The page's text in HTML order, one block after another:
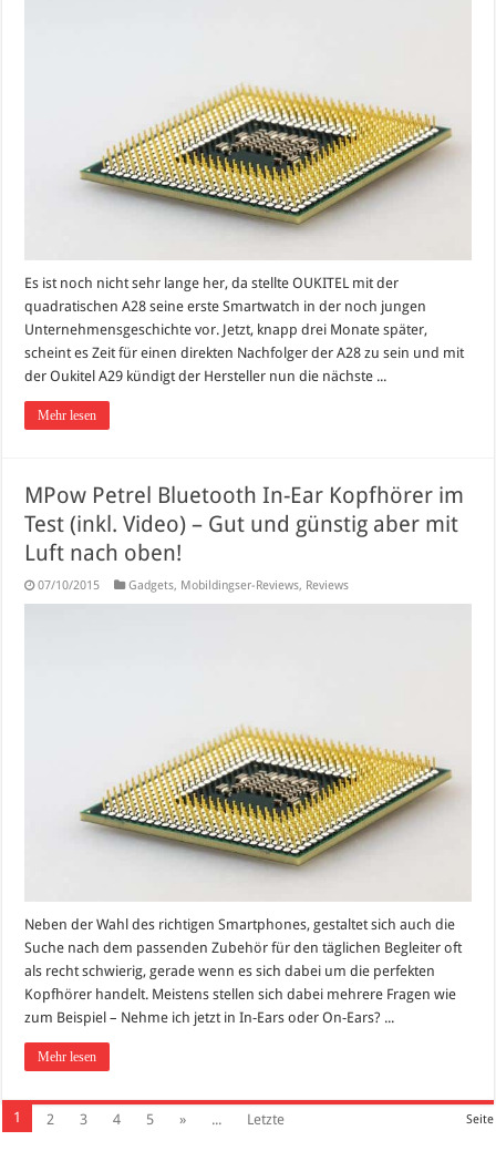
Es ist noch nicht sehr lange her, da stellte OUKITEL mit der
quadratischen A28 seine erste Smartwatch in der noch jungen
Unternehmensgeschichte vor. Jetzt, knapp drei Monate später,
scheint es Zeit für einen direkten Nachfolger der A28 zu sein und mit
der Oukitel A29 kündigt der Hersteller nun die nächste ...
Mehr lesen
MPow Petrel Bluetooth In-Ear Kopfhörer im
Test (inkl. Video) – Gut und günstig aber mit
Luft nach oben!
07/10/2015 Gadgets, Mobildingser-Reviews, Reviews
Neben der Wahl des richtigen Smartphones, gestaltet sich auch die
Suche nach dem passenden Zubehör für den täglichen Begleiter oft
als recht schwierig, gerade wenn es sich dabei um die perfekten
Kopfhörer handelt. Meistens stellen sich dabei mehrere Fragen wie
zum Beispiel – Nehme ich jetzt in In-Ears oder On-Ears? ...
Mehr lesen
Seite
1 2 3 4 5 » ... Letzte